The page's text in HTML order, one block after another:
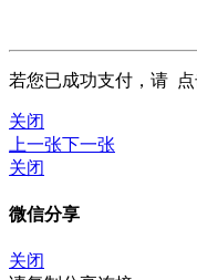
若您已成功支付，请
关闭
上一张下一张
关闭
微信分享
关闭